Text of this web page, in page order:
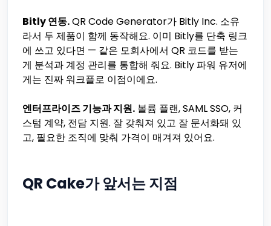
Bitly 연동.QR Code Generator가 Bitly Inc. 소유
라서 두 제품이 함께 동작해요. 이미 Bitly를 단축 링크
에 쓰고 있다면 — 같은 모회사에서 QR 코드를 받는
게 분석과 계정 관리를 통합해 줘요. Bitly 파워 유저에
게는 진짜 워크플로 이점이에요.
엔터프라이즈 기능과 지원. 볼륨 플랜, SAML SSO, 커
스텀 계약, 전담 지원. 잘 갖춰져 있고 잘 문서화돼 있
고, 필요한 조직에 맞춰 가격이 매겨져 있어요.
QR Cake가 앞서는 지점